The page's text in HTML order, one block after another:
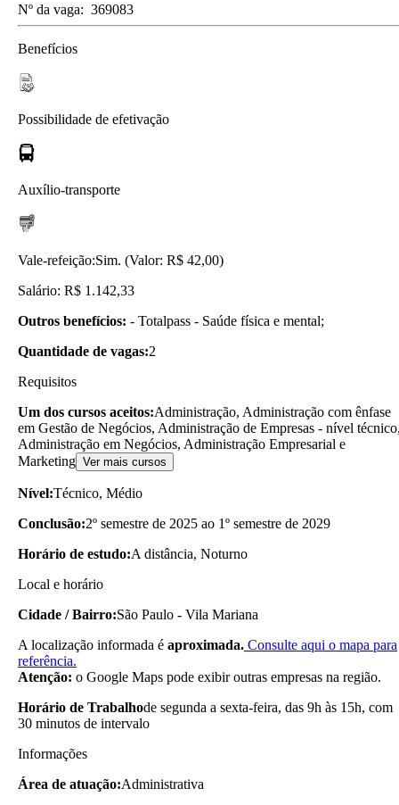
Nº da vaga: 369083
Benefícios
Possibilidade de efetivação
Auxílio-transporte
Vale-refeição:Sim. (Valor: R$ 42,00)
Salário: R$ 1.142,33
Outros benefícios: - Totalpass - Saúde física e mental;
Quantidade de vagas:2
Requisitos
Um dos cursos aceitos:Administração, Administração com ênfase
em Gestão de Negócios, Administração de Empresas - nível
Administração em Negócios, Administração Empresarial e
Marketing Ver mais cursos
Nível:Técnico, Médio
Conclusão:2º semestre de 2025 ao 1º semestre de 2029
Horário de estudo:A distância, Noturno
Local e horário
Cidade / Bairro:São Paulo - Vila Mariana
A localização informada é aproximada. Consulte aqui o mapa para
referência.
Atenção: o Google Maps pode exibir outras empresas na região.
Horário de Trabalhode segunda a sexta-feira, das 9h às 15h, com
30 minutos de intervalo
Informações
Área de atuação:Administrativa